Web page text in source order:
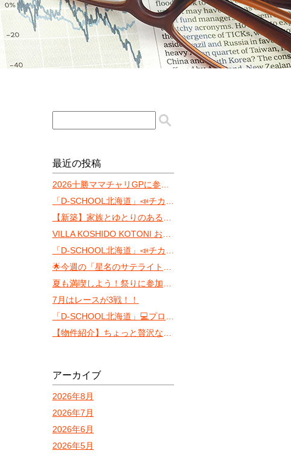
最近の投稿
7月はレースが3戦！！
アーカイブ
2026年8月
2026年7月
2026年6月
2026年5月